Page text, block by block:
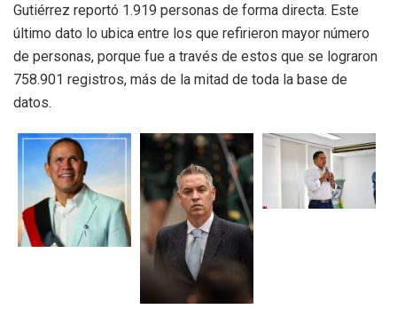
Gutiérrez reportó 1.919 personas de forma directa. Este
último dato lo ubica entre los que refirieron mayor número
de personas, porque fue a través de estos que se lograron
758.901 registros, más de la mitad de toda la base de
datos.